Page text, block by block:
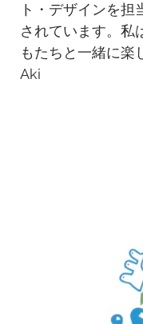
ト・デザインを
されています。私
もたちと一緒に楽
Aki